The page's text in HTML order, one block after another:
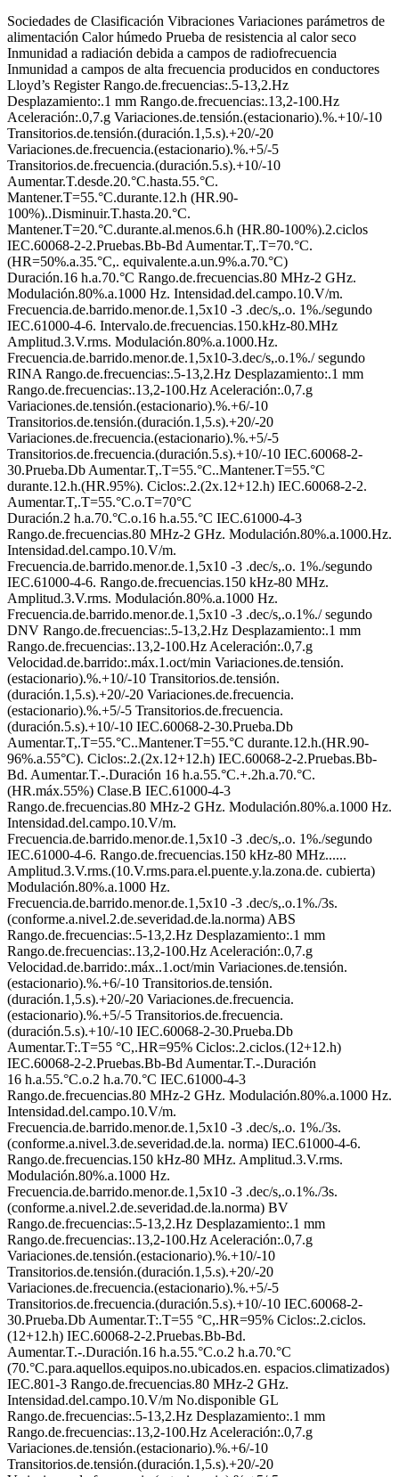
Sociedades de Clasificación Vibraciones Variaciones parámetros de
alimentación Calor húmedo Prueba de resistencia al calor seco
Inmunidad a radiación debida a campos de radiofrecuencia
Inmunidad a campos de alta frecuencia producidos en conductores
Lloyd’s Register Rango.de.frecuencias:.5-13,2.Hz
Desplazamiento:.1 mm Rango.de.frecuencias:.13,2-100.Hz
Aceleración:.0,7.g Variaciones.de.tensión.(estacionario).%.+10/-10
Transitorios.de.tensión.(duración.1,5.s).+20/-20
Variaciones.de.frecuencia.(estacionario).%.+5/-5
Transitorios.de.frecuencia.(duración.5.s).+10/-10
Aumentar.T.desde.20.°C.hasta.55.°C.
Mantener.T=55.°C.durante.12.h (HR.90-
100%)..Disminuir.T.hasta.20.°C.
Mantener.T=20.°C.durante.al.menos.6.h (HR.80-100%).2.ciclos
IEC.60068-2-2.Pruebas.Bb-Bd Aumentar.T,.T=70.°C.
(HR=50%.a.35.°C,. equivalente.a.un.9%.a.70.°C)
Duración.16 h.a.70.°C Rango.de.frecuencias.80 MHz-2 GHz.
Modulación.80%.a.1000 Hz. Intensidad.del.campo.10.V/m.
Frecuencia.de.barrido.menor.de.1,5x10 -3 .dec/s,.o. 1%./segundo
IEC.61000-4-6. Intervalo.de.frecuencias.150.kHz-80.MHz
Amplitud.3.V.rms. Modulación.80%.a.1000.Hz.
Frecuencia.de.barrido.menor.de.1,5x10-3.dec/s,.o.1%./ segundo
RINA Rango.de.frecuencias:.5-13,2.Hz Desplazamiento:.1 mm
Rango.de.frecuencias:.13,2-100.Hz Aceleración:.0,7.g
Variaciones.de.tensión.(estacionario).%.+6/-10
Transitorios.de.tensión.(duración.1,5.s).+20/-20
Variaciones.de.frecuencia.(estacionario).%.+5/-5
Transitorios.de.frecuencia.(duración.5.s).+10/-10 IEC.60068-2-
30.Prueba.Db Aumentar.T,.T=55.°C..Mantener.T=55.°C
durante.12.h.(HR.95%). Ciclos:.2.(2x.12+12.h) IEC.60068-2-2.
Aumentar.T,.T=55.°C.o.T=70°C
Duración.2 h.a.70.°C.o.16 h.a.55.°C IEC.61000-4-3
Rango.de.frecuencias.80 MHz-2 GHz. Modulación.80%.a.1000.Hz.
Intensidad.del.campo.10.V/m.
Frecuencia.de.barrido.menor.de.1,5x10 -3 .dec/s,.o. 1%./segundo
IEC.61000-4-6. Rango.de.frecuencias.150 kHz-80 MHz.
Amplitud.3.V.rms. Modulación.80%.a.1000 Hz.
Frecuencia.de.barrido.menor.de.1,5x10 -3 .dec/s,.o.1%./ segundo
DNV Rango.de.frecuencias:.5-13,2.Hz Desplazamiento:.1 mm
Rango.de.frecuencias:.13,2-100.Hz Aceleración:.0,7.g
Velocidad.de.barrido:.máx.1.oct/min Variaciones.de.tensión.
(estacionario).%.+10/-10 Transitorios.de.tensión.
(duración.1,5.s).+20/-20 Variaciones.de.frecuencia.
(estacionario).%.+5/-5 Transitorios.de.frecuencia.
(duración.5.s).+10/-10 IEC.60068-2-30.Prueba.Db
Aumentar.T,.T=55.°C..Mantener.T=55.°C durante.12.h.(HR.90-
96%.a.55°C). Ciclos:.2.(2x.12+12.h) IEC.60068-2-2.Pruebas.Bb-
Bd. Aumentar.T.-.Duración 16 h.a.55.°C.+.2h.a.70.°C.
(HR.máx.55%) Clase.B IEC.61000-4-3
Rango.de.frecuencias.80 MHz-2 GHz. Modulación.80%.a.1000 Hz.
Intensidad.del.campo.10.V/m.
Frecuencia.de.barrido.menor.de.1,5x10 -3 .dec/s,.o. 1%./segundo
IEC.61000-4-6. Rango.de.frecuencias.150 kHz-80 MHz......
Amplitud.3.V.rms.(10.V.rms.para.el.puente.y.la.zona.de. cubierta)
Modulación.80%.a.1000 Hz.
Frecuencia.de.barrido.menor.de.1,5x10 -3 .dec/s,.o.1%./3s.
(conforme.a.nivel.2.de.severidad.de.la.norma) ABS
Rango.de.frecuencias:.5-13,2.Hz Desplazamiento:.1 mm
Rango.de.frecuencias:.13,2-100.Hz Aceleración:.0,7.g
Velocidad.de.barrido:.máx..1.oct/min Variaciones.de.tensión.
(estacionario).%.+6/-10 Transitorios.de.tensión.
(duración.1,5.s).+20/-20 Variaciones.de.frecuencia.
(estacionario).%.+5/-5 Transitorios.de.frecuencia.
(duración.5.s).+10/-10 IEC.60068-2-30.Prueba.Db
Aumentar.T:.T=55 °C,.HR=95% Ciclos:.2.ciclos.(12+12.h)
IEC.60068-2-2.Pruebas.Bb-Bd Aumentar.T.-.Duración
16 h.a.55.°C.o.2 h.a.70.°C IEC.61000-4-3
Rango.de.frecuencias.80 MHz-2 GHz. Modulación.80%.a.1000 Hz.
Intensidad.del.campo.10.V/m.
Frecuencia.de.barrido.menor.de.1,5x10 -3 .dec/s,.o. 1%./3s.
(conforme.a.nivel.3.de.severidad.de.la. norma) IEC.61000-4-6.
Rango.de.frecuencias.150 kHz-80 MHz. Amplitud.3.V.rms.
Modulación.80%.a.1000 Hz.
Frecuencia.de.barrido.menor.de.1,5x10 -3 .dec/s,.o.1%./3s.
(conforme.a.nivel.2.de.severidad.de.la.norma) BV
Rango.de.frecuencias:.5-13,2.Hz Desplazamiento:.1 mm
Rango.de.frecuencias:.13,2-100.Hz Aceleración:.0,7.g
Variaciones.de.tensión.(estacionario).%.+10/-10
Transitorios.de.tensión.(duración.1,5.s).+20/-20
Variaciones.de.frecuencia.(estacionario).%.+5/-5
Transitorios.de.frecuencia.(duración.5.s).+10/-10 IEC.60068-2-
30.Prueba.Db Aumentar.T:.T=55 °C,.HR=95% Ciclos:.2.ciclos.
(12+12.h) IEC.60068-2-2.Pruebas.Bb-Bd.
Aumentar.T.-.Duración.16 h.a.55.°C.o.2 h.a.70.°C
(70.°C.para.aquellos.equipos.no.ubicados.en. espacios.climatizados)
IEC.801-3 Rango.de.frecuencias.80 MHz-2 GHz.
Intensidad.del.campo.10.V/m No.disponible GL
Rango.de.frecuencias:.5-13,2.Hz Desplazamiento:.1 mm
Rango.de.frecuencias:.13,2-100.Hz Aceleración:.0,7.g
Variaciones.de.tensión.(estacionario).%.+6/-10
Transitorios.de.tensión.(duración.1,5.s).+20/-20